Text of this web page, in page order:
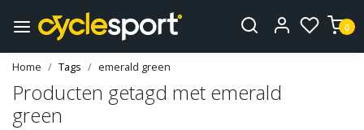
0
Home Tags emerald green
Producten getagd met emerald
green